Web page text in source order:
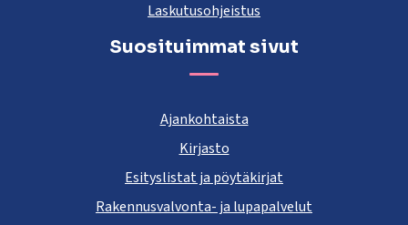
Laskutusohjeistus
Suosituimmat sivut
Ajankohtaista
Kirjasto
Esityslistat ja pöytäkirjat
Rakennusvalvonta- ja lupapalvelut